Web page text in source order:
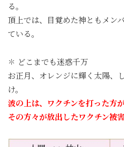
る。
頂上では、目覚めた神ともメン
ている。
✽ どこまでも迷惑千万
お正月、オレンジに輝く太陽、
け。
波の上は、ワクチンを打った方
その方々が放出したワクチン被